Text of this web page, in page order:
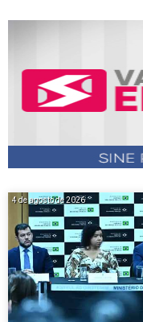
4 de agosto de 2026